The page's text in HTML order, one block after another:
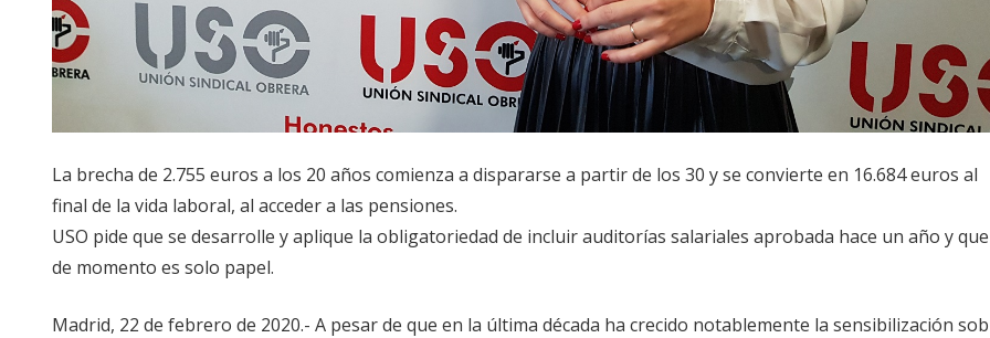
La brecha de 2.755 euros a los 20 años comienza a dispararse a partir de los 30 y se convierte en 16.684 euros al
final de la vida laboral, al acceder a las pensiones.
USO pide que se desarrolle y aplique la obligatoriedad de incluir auditorías salariales aprobada hace un año y que
de momento es solo papel.
Madrid, 22 de febrero de 2020.- A pesar de que en la última década ha crecido notablemente la sensibilización